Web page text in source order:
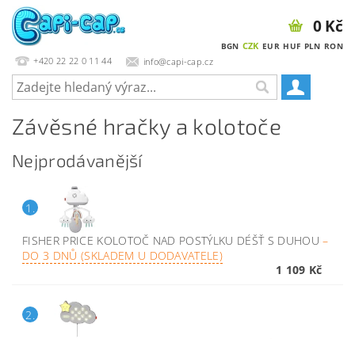
+420 22 22 0 11 44 info@capi-cap.cz
BGN CZK EUR HUF PLN RON
0 Kč
Závěsné hračky a kolotoče
Nejprodávanější
1.
FISHER PRICE KOLOTOČ NAD POSTÝLKU DÉŠŤ S DUHOU–
DO 3 DNŮ (SKLADEM U DODAVATELE)
1 109 Kč
2.